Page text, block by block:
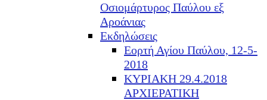
Οσιομάρτυρος Παύλου εξ
Αροάνιας
Εκδηλώσεις
Εορτή Αγίου Παύλου, 12-5-
2018
ΚΥΡΙΑΚΗ 29.4.2018
ΑΡΧΙΕΡΑΤΙΚΗ